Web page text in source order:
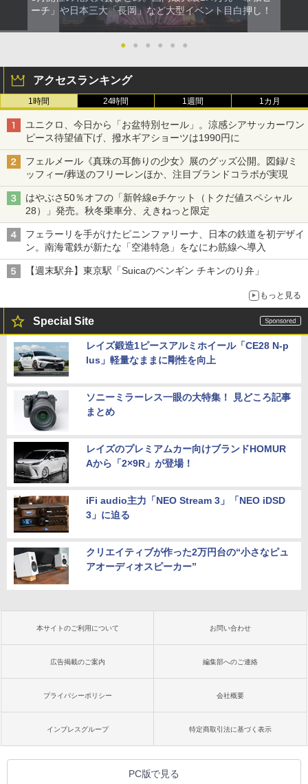
ーチ」や日本三大「長岡」など大型イベント目白押し！
● ● ● ● ● ●
アクセスランキング
1時間 24時間 1週間 1カ月
ユニクロ、今日から「お盆特別セール」。涼感シアサッカーワン
ピース待望値下げ、撥水ギアショーツは1990円に
フェルメール《真珠の耳飾りの少女》展のグッズ公開。図録/ミ
ッフィー/葬送のフリーレンほか、注目ブランドコラボが実現
はやぶさ50％オフの「新幹線eチケット（トクだ値スペシャル
28）」発売。秋冬乗車分、えきねっと限定
フェラーリを手がけたピニンファリーナ、日本の鉄道を初デザイ
ン。南海電鉄が新たな「空港特急」をなにわ筋線へ導入
【週末駅弁】東京駅「Suicaのペンギン チキンのり弁」
もっと見る
Special Site
レイズ鍛造1ピースアルミホイール「CE28 N-p
lus」軽量なままに剛性を向上
ソニーミラーレス一眼の大特集！ 見どころ記事
まとめ
レイズのプレミアムカー向けブランドHOMUR
Aから「2×9R」が登場！
iFi audio主力「NEO Stream 3」「NEO iDSD
3」に迫る
クリエイティブが作った2万円台の“小さなピュ
アオーディオスピーカー”
本サイトのご利用について お問い合わせ
広告掲載のご案内 編集部へのご連絡
プライバシーポリシー 会社概要
インプレスグループ 特定商取引法に基づく表示
PC版で見る